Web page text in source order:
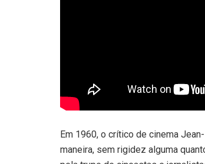
Em 1960, o crítico de cinema
maneira, sem rigidez alguma